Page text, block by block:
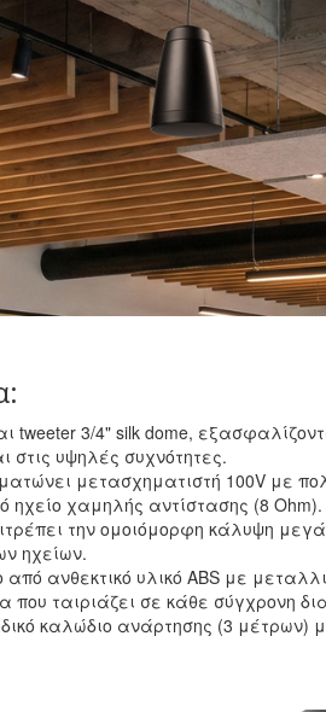
tweeter 3/4" silk dome,
υψηλές συχνότητες.
μετασχηματιστή 100V με
ηχείο χαμηλής αντίστασης (8 Ohm).
την ομοιόμορφη κάλυψη
ηχείων.
ανθεκτικό υλικό ABS με
που ταιριάζει σε κάθε σύγχρονη
καλώδιο ανάρτησης (3 μέτρων)